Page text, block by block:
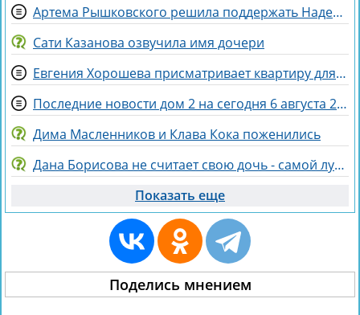
Артема Рышковского решила поддержать Надежда Ермакова
Сати Казанова озвучила имя дочери
Евгения Хорошева присматривает квартиру для покупки в Питере
Последние новости дом 2 на сегодня 6 августа 2026
Дима Масленников и Клава Кока поженились
Дана Борисова не считает свою дочь - самой лучшей дочерью на свете
Показать еще
Поделись мнением